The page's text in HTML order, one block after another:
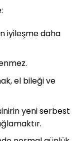
iyileşme daha
el bileği ve
yeni serbest